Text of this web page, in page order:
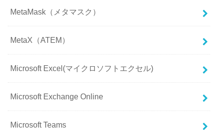
MetaMask（メタマスク）
MetaX（ATEM）
Microsoft Excel(マイクロソフトエクセル)
Microsoft Exchange Online
Microsoft Teams